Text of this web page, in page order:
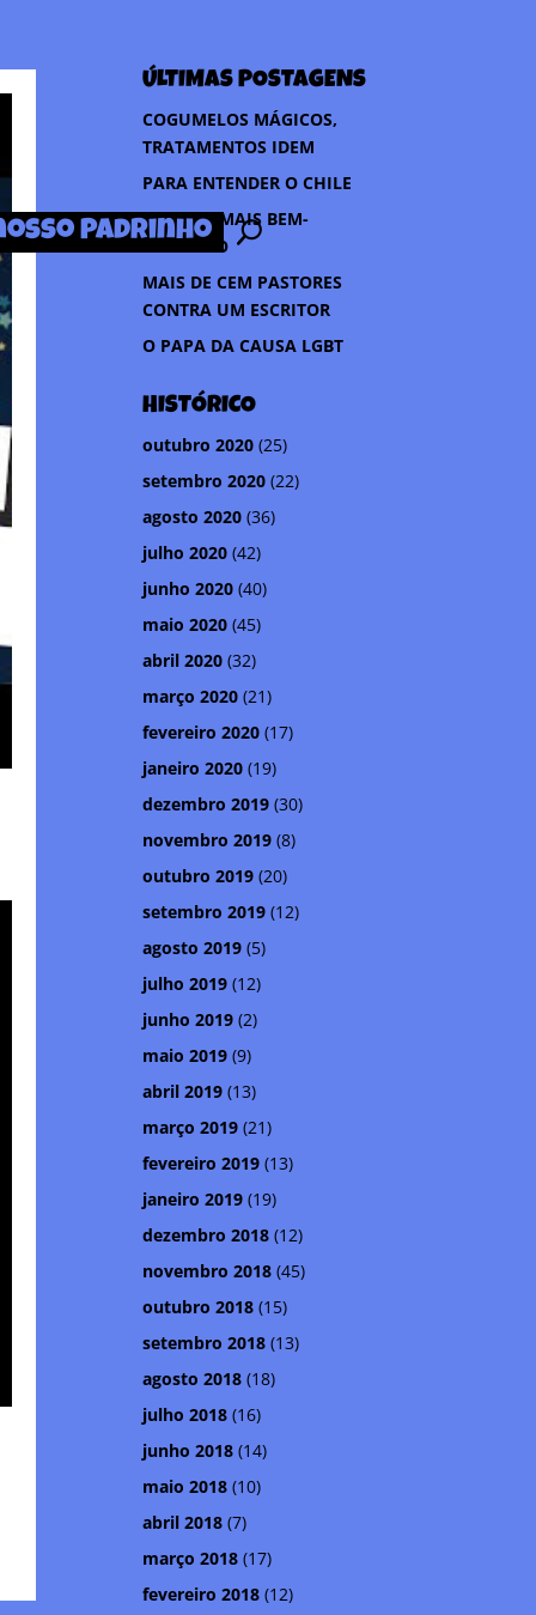
Padrinho
ÚLTIMAS POSTAGENS
COGUMELOS MÁGICOS,
TRATAMENTOS IDEM
PARA ENTENDER O CHILE
A LEI DO MAIS BEM-
SUCEDIDO
MAIS DE CEM PASTORES
CONTRA UM ESCRITOR
O PAPA DA CAUSA LGBT
HISTÓRICO
outubro 2020 (25)
setembro 2020 (22)
agosto 2020 (36)
julho 2020 (42)
junho 2020 (40)
maio 2020 (45)
abril 2020 (32)
março 2020 (21)
fevereiro 2020 (17)
janeiro 2020 (19)
dezembro 2019 (30)
novembro 2019 (8)
outubro 2019 (20)
setembro 2019 (12)
agosto 2019 (5)
julho 2019 (12)
junho 2019 (2)
maio 2019 (9)
abril 2019 (13)
março 2019 (21)
fevereiro 2019 (13)
janeiro 2019 (19)
dezembro 2018 (12)
novembro 2018 (45)
outubro 2018 (15)
setembro 2018 (13)
agosto 2018 (18)
julho 2018 (16)
junho 2018 (14)
maio 2018 (10)
abril 2018 (7)
março 2018 (17)
fevereiro 2018 (12)